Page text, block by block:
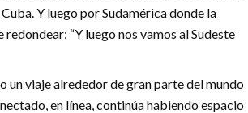
Y luego por Sudamérica donde la
“Y luego nos vamos al Sudeste
un viaje alrededor de gran parte del mundo
en línea, continúa habiendo espacio